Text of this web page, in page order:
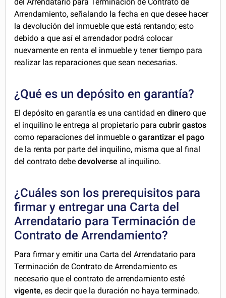
Arrendamiento, señalando la fecha en que desee hacer
la devolución del inmueble que está rentando; esto
debido a que así el arrendador podrá colocar
nuevamente en renta el inmueble y tener tiempo para
realizar las reparaciones que sean necesarias.
¿Qué es un depósito en garantía?
El depósito en garantía es una cantidad endinero que
el inquilino le entrega al propietario paracubrir gastos
como reparaciones del inmueble ogarantizar el pago
de la renta por parte del inquilino, misma que al final
del contrato debedevolverse al inquilino.
¿Cuáles son los prerequisitos para
firmar y entregar una Carta del
Arrendatario para Terminación de
Contrato de Arrendamiento?
Para firmar y emitir una Carta del Arrendatario para
Terminación de Contrato de Arrendamiento es
necesario que el contrato de arrendamiento esté
vigente, es decir que la duración no haya terminado.